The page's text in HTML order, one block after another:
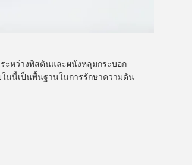
ะหว่างพิสตันและผนังหลุมกระบอก
นนี้เป็นพื้นฐานในการรักษาความดัน